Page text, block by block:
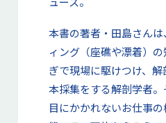
本書の著者・田島さん
ィング（座礁や漂着）
ぎで現場に駆けつけ、
本採集をする解剖学者
目にかかれないお仕事